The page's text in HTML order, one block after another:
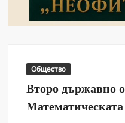
Общество
Второ държавно
Математическата